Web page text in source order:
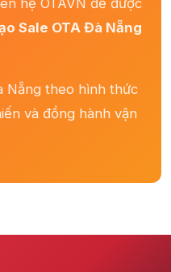
hệ OTAVN để được
Sale OTA Đà Nẵng
Nẵng theo hình thức
và đồng hành vận